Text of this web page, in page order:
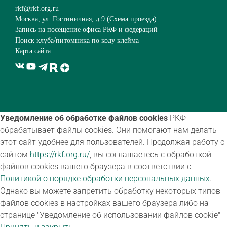
rkf@rkf.org.ru
Москва, ул. Гостиничная, д.9 (Схема проезда)
Запись на посещение офиса РКФ и федераций
Поиск клуба/питомника по коду клейма
Карта сайта
Уведомление об обработке файлов cookies РКФ
обрабатывает файлы cookies. Они помогают нам делать
этот сайт удобнее для пользователей. Продолжая работу с
сайтом https://rkf.org.ru/, вы соглашаетесь с обработкой
файлов cookies вашего браузера в соответствии с
Политикой о порядке обработки персональных данных.
Однако вы можете запретить обработку некоторых типов
файлов cookies в настройках вашего браузера либо на
странице "Уведомление об использовании файлов cookie"